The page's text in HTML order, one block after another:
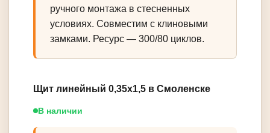
ручного монтажа в стесненных
условиях. Совместим с клиновыми
замками. Ресурс — 300/80 циклов.
Щит линейный 0,35х1,5 в Смоленске
В наличии